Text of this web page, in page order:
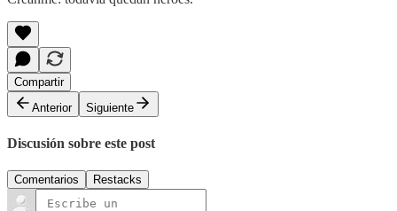
Compartir
Anterior
Siguiente
Discusión sobre este post
Comentarios Restacks